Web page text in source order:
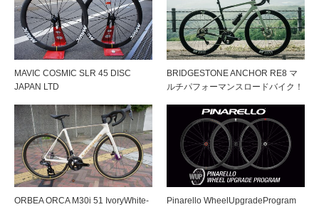
MAVIC COSMIC SLR 45 DISC
JAPAN LTD
BRIDGESTONE ANCHOR RE8 マ
ルチパフォーマンスロードバイク！
ORBEA ORCA M30i 51 IvoryWhite-
Pinarello WheelUpgradeProgram